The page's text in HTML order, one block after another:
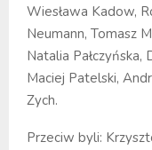
Wiesława Kadow,
Neumann, Tomasz
Natalia Pałczyńska,
Maciej Patelski,
Zych.
Przeciw byli: